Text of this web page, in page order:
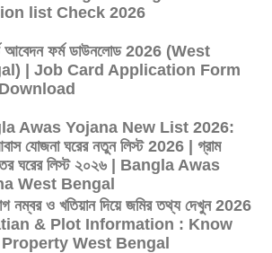
list Check 2026
আবেদন ফর্ম ডাউনলোড 2026 (West
| Job Card Application Form
Awas Yojana New List 2026:
যোজনা ঘরের নতুন লিস্ট 2026 | গ্রাম
ঘরের লিস্ট ২০২৬ | Bangla Awas
West Bengal
নম্বর ও খতিয়ান দিয়ে জমির তথ্য দেখুন 2026
& Plot Information : Know
West Bengal